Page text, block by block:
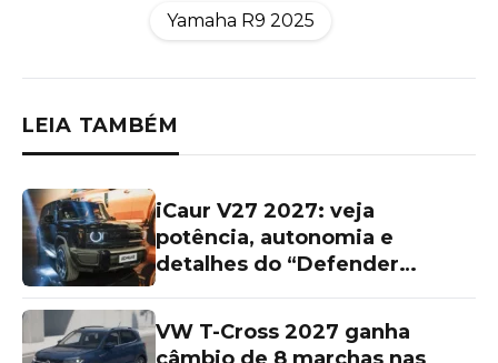
Yamaha R9 2025
LEIA TAMBÉM
iCaur V27 2027: veja
potência, autonomia e
detalhes do “Defender
VW T-Cross 2027 ganha